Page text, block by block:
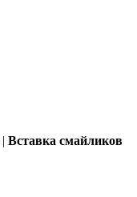
| Вставка смайликов